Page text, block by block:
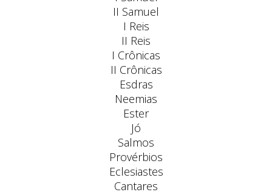
II Samuel
I Reis
II Reis
I Crônicas
II Crônicas
Esdras
Neemias
Ester
Jó
Salmos
Provérbios
Eclesiastes
Cantares